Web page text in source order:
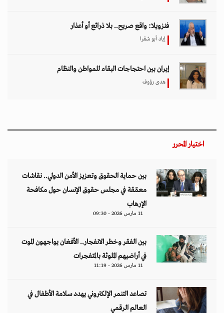
فنزويلا: واقع صريح.. بلا ذرائع أو أعذار
إياد أبو شقرا
إيران بين احتجاجات البقاء للمواطن والنظام
هدى رؤوف
اختيار المحرر
بين حماية الحقوق وتعزيز الأمن الدولي.. نقاشات
معمّقة في مجلس حقوق الإنسان حول مكافحة
الإرهاب
11 مارس 2026 - 09:30
بين الفقر وخطر الانفجار.. الأفغان يواجهون الموت
في أراضيهم الملوثة بالمتفجرات
11 مارس 2026 - 11:19
تصاعد التنمر الإلكتروني يهدد سلامة الأطفال في
العالم الرقمي